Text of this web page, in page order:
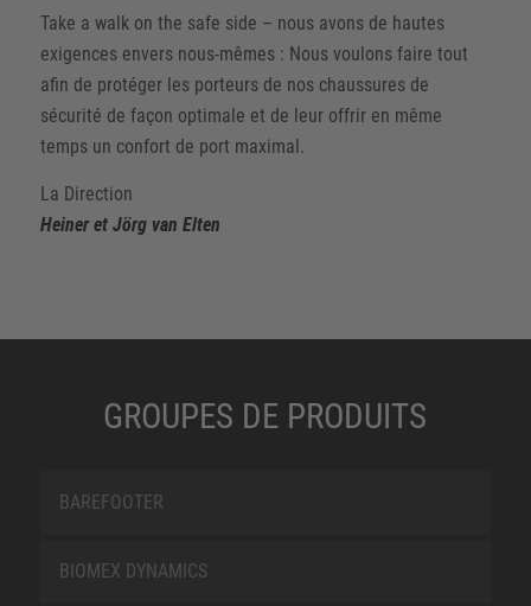
Take a walk on the safe side – nous avons de hautes
exigences envers nous-mêmes : Nous voulons faire tout
afin de protéger les porteurs de nos chaussures de
sécurité de façon optimale et de leur offrir en même
temps un confort de port maximal.
La Direction
Heiner et Jörg van Elten
GROUPES DE PRODUITS
BAREFOOTER
BIOMEX DYNAMICS